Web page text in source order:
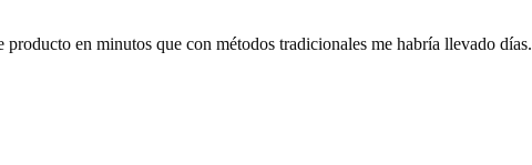
en minutos que con métodos tradicionales me habría llevado días.